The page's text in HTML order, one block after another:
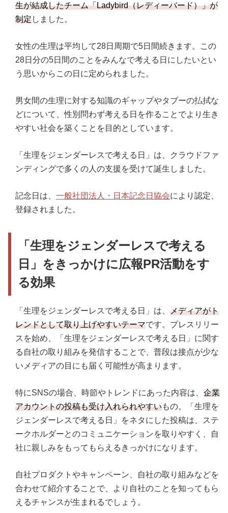
生が結成したチーム「Ladybird（レディーバード）」が
制定しました。
女性の生理は平均して28日周期で5日間続きます。この
28日分の5日間のことをみんなで考える日にしたいとい
う思いからこの日に定められました。
男女間の生理に対する知識のギャップやタブーの払拭な
どについて、性別問わず考える日を作ることでより生き
やすい社会を築くことを目的としています。
「生理をジェンダーレスで考える日」は、クラウドファ
ンディングで多くの人の支援を受けて誕生しました。
記念日は、 一般社団法人・日本記念日協会により認定、
登録されました。
「生理をジェンダーレスで考える
日」をきっかけに広報PR活動をす
る効果
「生理をジェンダーレスで考える日」は、 メディアがト
レンドとして取り上げやすいテーマです。プレスリリー
スを始め、「生理をジェンダーレスで考える日」に関す
る自社の取り組みを発信することで、普段は接点が少な
いメディアの目にも届く可能性が高まります。
特にSNSの場合、時節やトレンドにあった内容は、 企業
アカウントの投稿も受け入れられやすいもの。「生理を
ジェンダーレスで考える日」をネタにした投稿は、ステ
ークホルダーとのコミュニケーションを取りやすく、自
社に親しみをもってもらえるきっかけになります。
自社プロダクトやキャンペーン、自社の取り組みなどを
合わせて紹介することで、より自社のことを知ってもら
えるチャンスが生まれるでしょう。